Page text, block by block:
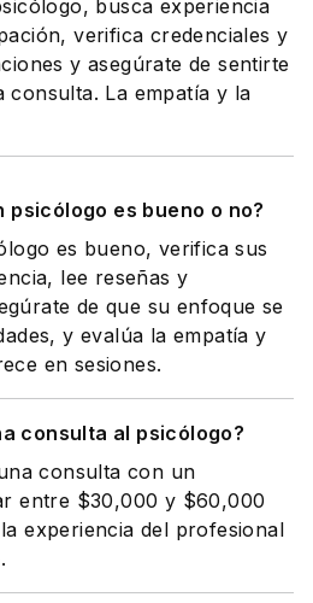
busca experiencia
verifica credenciales y
y asegúrate de sentirte
consulta. La empatía y la
psicólogo es bueno o no?
es bueno, verifica sus
lee reseñas y
de que su enfoque se
y evalúa la empatía y
en sesiones.
consulta al psicólogo?
consulta con un
entre $30,000 y $60,000
experiencia del profesional